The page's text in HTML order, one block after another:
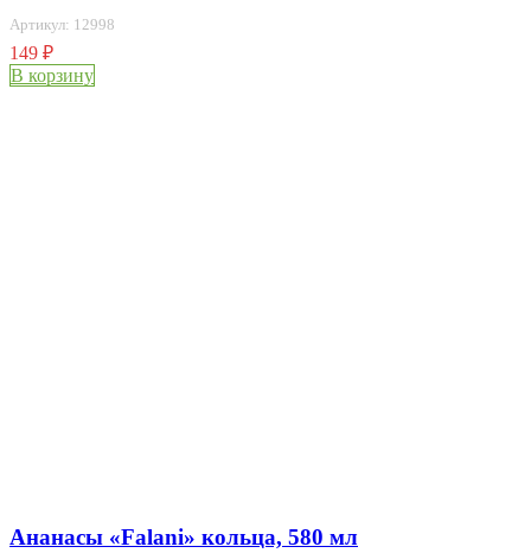
Артикул: 12998
149 ₽
В корзину
Ананасы «Falani» кольца, 580 мл